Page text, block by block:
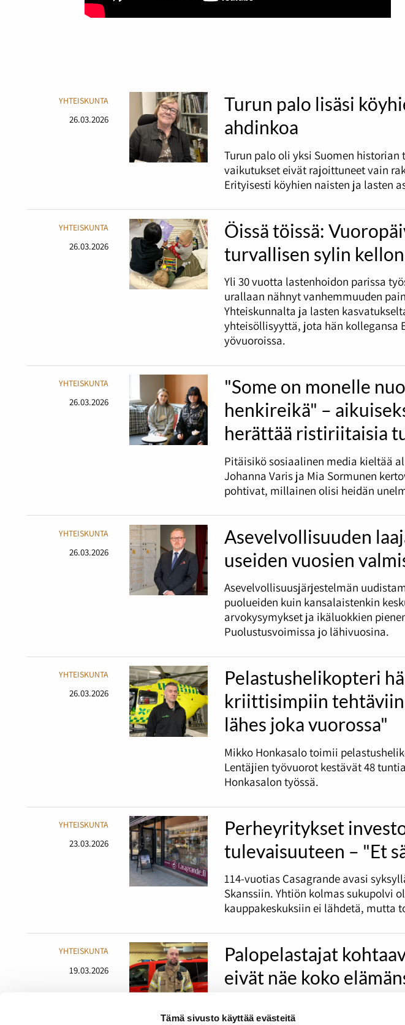
Tämä sivusto käyttää evästeitä
YHTEISKUNTA
26.03.2026
Turun palo lisäsi
ahdinkoa
Turun palo oli yksi Suomen
vaikutukset eivät rajoittuneet vain
Erityisesti köyhien naisten ja lasten
YHTEISKUNTA
26.03.2026
Öissä töissä:
turvallisen sylin
Yli 30 vuotta lastenhoidon parissa
urallaan nähnyt vanhemmuuden
Yhteiskunnalta ja lasten
yhteisöllisyyttä, jota hän kollegansa
yövuoroissa.
YHTEISKUNTA
26.03.2026
"Some on monelle
henkireikä" –
herättää ristiriitaisia
Pitäisikö sosiaalinen media kieltää
Johanna Varis ja Mia Sormunen
pohtivat, millainen olisi heidän
YHTEISKUNTA
26.03.2026
Asevelvollisuuden
useiden vuosien
Asevelvollisuusjärjestelmän
puolueiden kuin kansalaistenkin
arvokysymykset ja ikäluokkien
Puolustusvoimissa jo lähivuosina.
YHTEISKUNTA
26.03.2026
Pelastushelikopteri
kriittisimpiin tehtäviin
lähes joka vuorossa"
Mikko Honkasalo toimii
Lentäjien työvuorot kestävät 48
Honkasalon työssä.
YHTEISKUNTA
23.03.2026
Perheyritykset
tulevaisuuteen – "Et
114-vuotias Casagrande avasi
Skanssiin. Yhtiön kolmas sukupolvi
kauppakeskuksiin ei lähdetä, mutta
YHTEISKUNTA
19.03.2026
Palopelastajat
eivät näe koko
Suomen pelastusasemalla.